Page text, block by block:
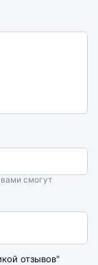
смогут
отзывов"